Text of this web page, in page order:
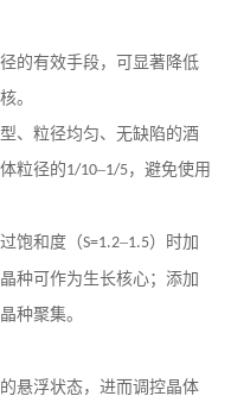
的有效手段，可显著降低
。
、粒径均匀、无缺陷的酒
粒径的1/10–1/5，避免使用
饱和度（S=1.2–1.5）时加
种可作为生长核心；添加
种聚集。
悬浮状态，进而调控晶体